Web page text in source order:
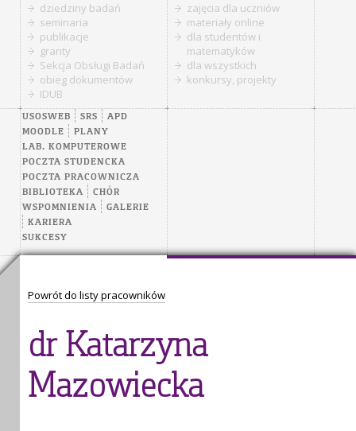
dziedziny badań
seminaria
publikacje
granty
Sekcja Obsługi Badań
obieg dokumentów
IDUB
zajęcia dla uczniów
materiały online
dla studentów i
matematyków
dla wszystkich
konkursy, projekty
USOSWEB SRS
APD
MOODLE
PLANY
LAB. KOMPUTEROWE
POCZTA STUDENCKA
POCZTA PRACOWNICZA
BIBLIOTEKA
CHÓR
WSPOMNIENIA
GALERIE
KARIERA
SUKCESY
Powrót do listy pracowników
dr Katarzyna
Mazowiecka